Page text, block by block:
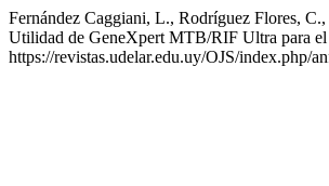
Fernández Caggiani, L., Rodríguez Flores,
Utilidad de GeneXpert MTB/RIF Ultra para el
https://revistas.udelar.edu.uy/OJS/index.php/